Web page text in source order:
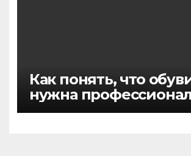
Как понять, что
нужна
химчистка, а не